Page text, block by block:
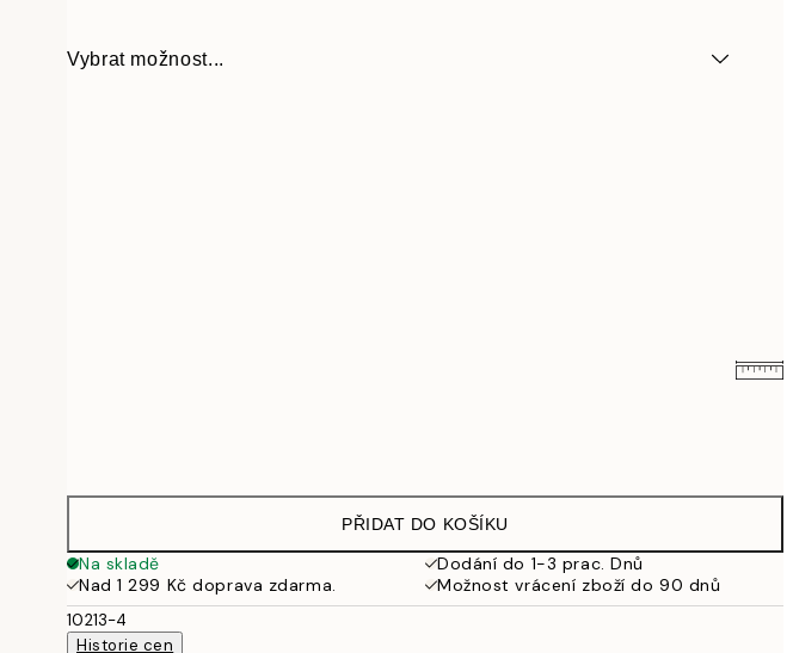
Vybrat možnost...
925 Kč
PŘIDAT DO KOŠÍKU
Na skladě
Dodání do 1-3 prac. Dnů
Nad 1 299 Kč doprava zdarma.
Možnost vrácení zboží do 90 dnů
10213-4
Historie cen